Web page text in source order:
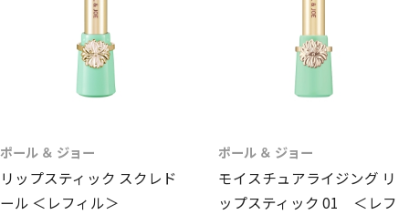
ポール ＆ ジョー
リップスティック スクレド
ール ＜レフィル＞
ポール ＆ ジョー
モイスチュアライジング リ
ップスティック 01 ＜レフ